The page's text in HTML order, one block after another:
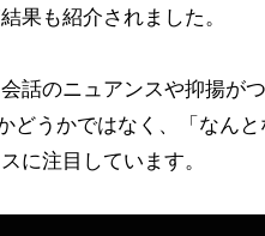
果も紹介されました。
話のニュアンスや抑揚が
どうかではなく、「なんと
に注目しています。